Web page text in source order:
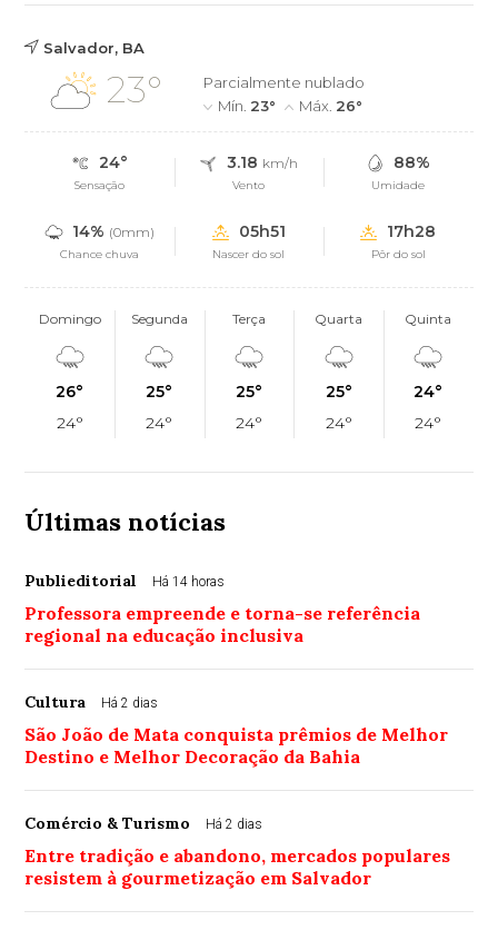
Salvador, BA
23°
Parcialmente nublado
Mín. 23° Máx. 26°
24°
Sensação
3.18 km/h
Vento
88%
Umidade
14% (0mm)
Chance chuva
05h51
Nascer do sol
17h28
Pôr do sol
Domingo
26°
24°
Segunda
25°
24°
Terça
25°
24°
Quarta
25°
24°
Quinta
24°
24°
Últimas notícias
Publieditorial Há 14 horas
Professora empreende e torna-se referência
regional na educação inclusiva
Cultura Há 2 dias
São João de Mata conquista prêmios de Melhor
Destino e Melhor Decoração da Bahia
Comércio & Turismo Há 2 dias
Entre tradição e abandono, mercados populares
resistem à gourmetização em Salvador